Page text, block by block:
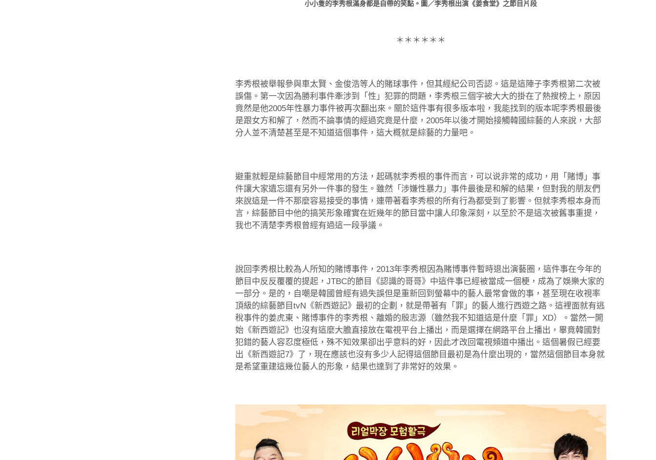
小小隻的李秀根滿身都是自帶的笑點。圖／李秀根出演《姜食堂》之節目片段
＊＊＊＊＊＊
李秀根被舉報參與車太賢、金俊浩等人的賭球事件，但其經紀公司否認。這是這陣子李秀根第二次被
誤傷。第一次因為勝利事件牽涉到「性」犯罪的問題，李秀根三個字被大大的掛在了熱搜榜上，原因
竟然是他2005年性暴力事件被再次翻出來。關於這件事有很多版本啦，我能找到的版本呢李秀根最後
是跟女方和解了，然而不論事情的經過究竟是什麼，2005年以後才開始接觸韓國綜藝的人來說，大部
分人並不清楚甚至是不知道這個事件，這大概就是綜藝的力量吧。
避重就輕是綜藝節目中經常用的方法，起碼就李秀根的事件而言，可以说非常的成功，用「賭博」事
件讓大家遺忘還有另外一件事的發生。雖然「涉嫌性暴力」事件最後是和解的結果，但對我的朋友們
來說這是一件不那麼容易接受的事情，連帶著看李秀根的所有行為都受到了影響。但就李秀根本身而
言，綜藝節目中他的搞笑形象確實在近幾年的節目當中讓人印象深刻，以至於不是這次被舊事重提，
我也不清楚李秀根曾經有過這一段爭議。
說回李秀根比較為人所知的賭博事件，2013年李秀根因為賭博事件暫時退出演藝圈，這件事在今年的
節目中反反覆覆的提起，JTBC的節目《認識的哥哥》中這件事已經被當成一個梗，成為了娛樂大家的
一部分。是的，自嘲是韓國曾經有過失誤但是重新回到螢幕中的藝人最常會做的事，甚至現在收視率
頂級的綜藝節目tvN《新西遊記》最初的企劃，就是帶著有「罪」的藝人進行西遊之路。這裡面就有逃
稅事件的姜虎東、賭博事件的李秀根、離婚的殷志源（雖然我不知道這是什麼「罪」XD）。當然一開
始《新西遊記》也沒有這麼大膽直接放在電視平台上播出，而是選擇在網路平台上播出，畢竟韓國對
犯錯的藝人容忍度極低，殊不知效果卻出乎意料的好，因此才改回電視頻道中播出。這個暑假已經要
出《新西遊記7》了，現在應該也沒有多少人記得這個節目最初是為什麼出現的，當然這個節目本身就
是希望重建這幾位藝人的形象，結果也達到了非常好的效果。